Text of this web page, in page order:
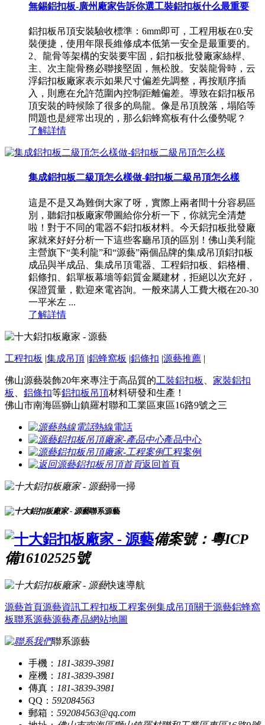
無錫鋁扣板-廣州廠家告訴你選工裝鋁扣板什么最重要
鋁扣板吊頂安裝驗收標準：6mm即可，工程用板在0.安
裝便捷，使用年限長維修成本低第一安全是最重要的。
2、龍骨等架構的安裝要牢固，鋁扣板批發廠家絲桿、
主、次主龍骨務必聯接堅固，無松脫。安裝龍骨時，云
浮鋁扣板廠家表示如果尺寸偏差先調整，再按順序插
入，則應在允許范圍內控制距離偏差。導致在鋁扣板吊
頂安裝的時候除了很多的烏龍。像是吊頂脫落，塌陷等
問題也是經常出現的，那么鋁蜂窩板有什么優勢呢？
了解詳情
集成鋁扣板二級頂怎么樣做-鋁扣板二級吊頂怎么樣
這是不是又為難倒大家了呀，實際上兩者間十分容易區
別，聽鋁扣板廠家帶圖給你分析一下，你就完全清楚
啦！對于不同的電器不鋁扣板材料。今天鋁扣板批發廠
家就來好好分析一下這些客廳吊頂的區別！佛山美利龍
主營旗下“美利龍”和“源藝”兩個品牌的集成吊頂鋁扣板
成品與半成品、集成吊頂電器、工程鋁扣板、鋁格柵、
鋁條扣、鋁單板幕墻等鋁質金屬建材，拒絕以次充好，
保證質量，歡迎來電咨詢。一般來講人工費大概在20-30
一平米左 ...
了解詳情
工程扣板 |集成吊頂 |鋁蜂窩板 |鋁條扣 |源藝推薦 |
佛山源藝裝飾20年來專注于高品質的工裝鋁扣板
家裝鋁扣
板
鋁條扣等鋁扣板吊頂材料研發和生產！
佛山市南海區獅山鎮羅村聯和工業區東區16路9號之三
熱線電話
產品中心
工程案例
返回首頁
掃一掃
聯系源藝
備案號：粵ICP
備16102525號
快速導航
源藝首頁源藝資訊工程扣板工程案例集成吊頂關于源藝鋁蜂窩
板聯系源藝源藝產品網站地圖
聯系源藝
手機： 181-3839-3981
座機： 181-3839-3981
傳真： 181-3839-3981
QQ： 592084563
郵箱： 592084563@qq.com